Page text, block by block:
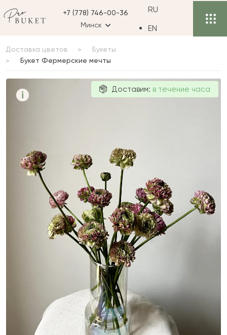
+7 (778) 746-00-36
Минск
RU
EN
Доставка цветов
Букеты
Букет Фермерские мечты
i Доставим: в течение часа